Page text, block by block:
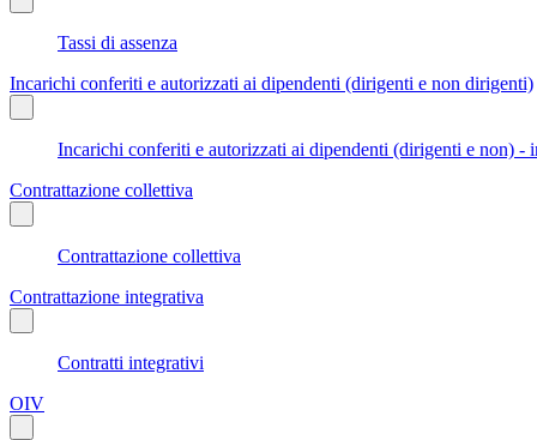
Tassi di assenza
Incarichi conferiti e autorizzati ai dipendenti (dirigenti e non dirigenti)
Incarichi conferiti e autorizzati ai dipendenti (dirigenti e non) -
Contrattazione collettiva
Contrattazione collettiva
Contrattazione integrativa
Contratti integrativi
OIV